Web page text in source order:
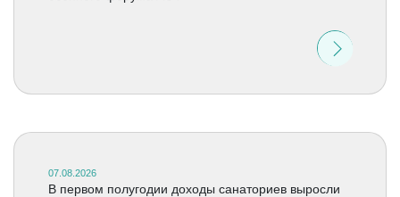
07.08.2026
В первом полугодии доходы санаториев выросли